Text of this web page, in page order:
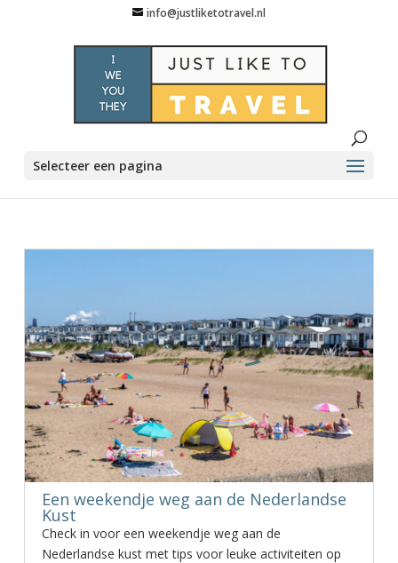
info@justliketotravel.nl
Selecteer een pagina
Een weekendje weg aan de Nederlandse
Kust
Check in voor een weekendje weg aan de
Nederlandse kust met tips voor leuke activiteiten op